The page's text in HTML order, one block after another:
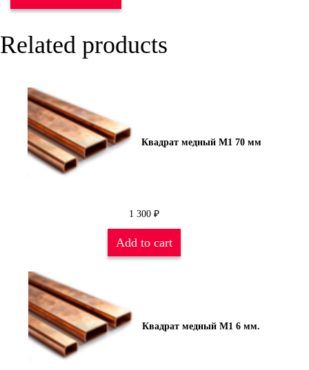
Related products
Квадрат медный М1 70 мм
1 300 ₽
Add to cart
Квадрат медный М1 6 мм.